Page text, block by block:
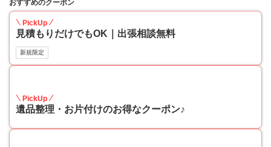
おすすめのクーポン
PickUp
見積もりだけでもOK｜出張相談無料
新規限定
PickUp
遺品整理・お片付けのお得なクーポン♪